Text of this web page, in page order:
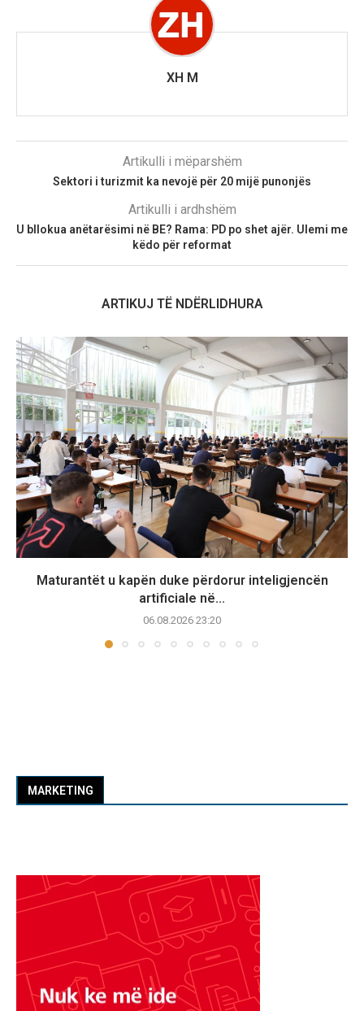
XH M
Artikulli i mëparshëm
Sektori i turizmit ka nevojë për 20 mijë punonjës
Artikulli i ardhshëm
U bllokua anëtarësimi në BE? Rama: PD po shet ajër. Ulemi me
këdo për reformat
ARTIKUJ TË NDËRLIDHURA
Maturantët u kapën duke përdorur inteligjencën
artificiale në...
06.08.2026 23:20
MARKETING